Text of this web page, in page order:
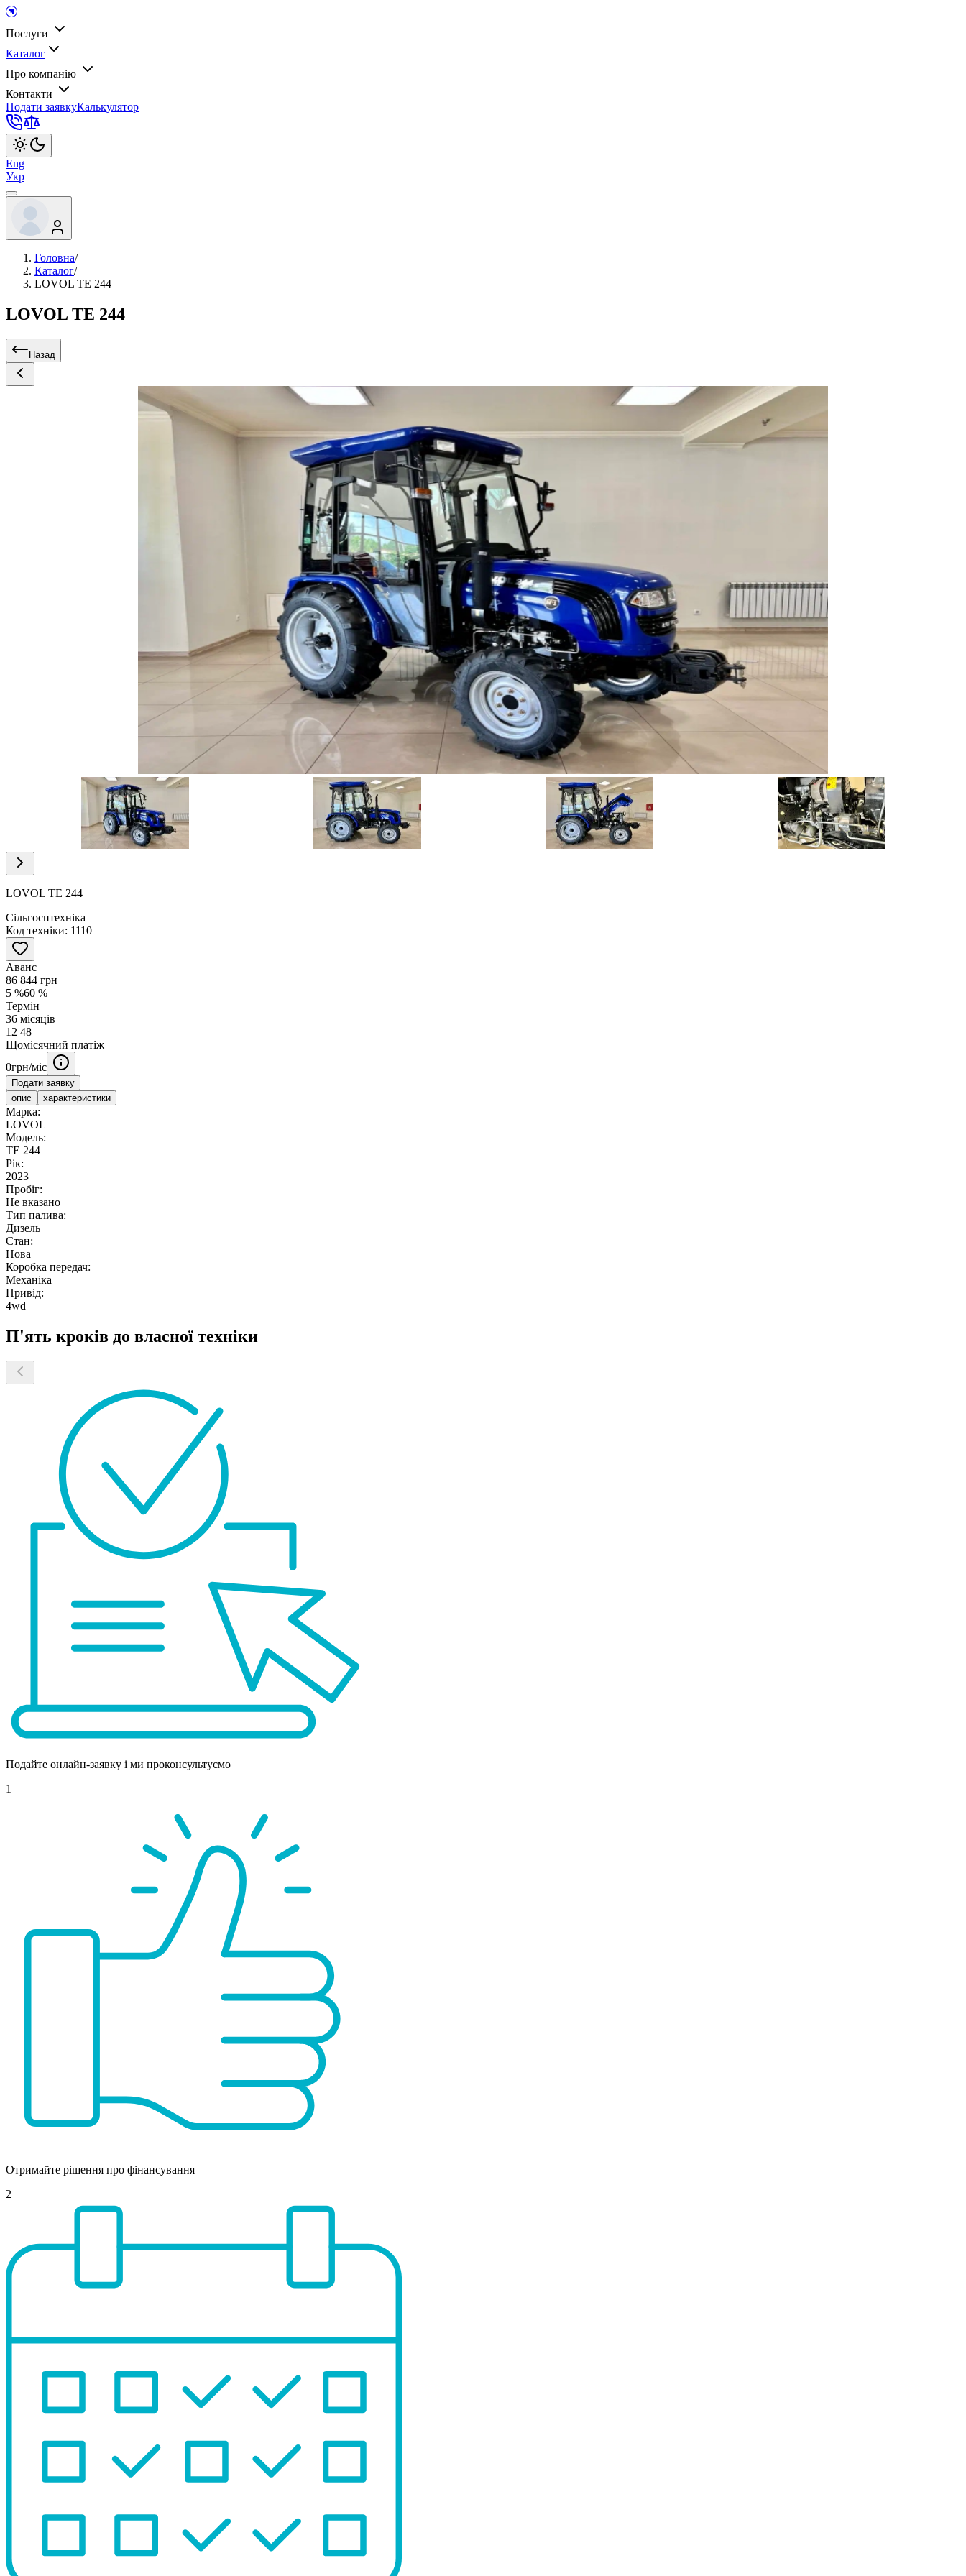
Послуги
Каталог
Про компанію
Контакти
Подати заявкуКалькулятор
Eng
Укр
Головна/
Каталог/
LOVOL ТЕ 244
LOVOL ТЕ 244
Назад
Item
25
LOVOL ТЕ 244
Сільгосптехніка
Код техніки: 1110
Аванс
86 844 грн
5 %60 %
Термін
36 місяців
12 48
Щомісячний платіж
0грн/міс
Подати заявку
опис
характеристики
Марка:
LOVOL
Модель:
ТЕ 244
Рік:
2023
Пробіг:
Не вказано
Тип палива:
Дизель
Стан:
Нова
Коробка передач:
Механіка
Привід:
4wd
П'ять кроків до власної техніки
Подайте онлайн-заявку і ми проконсультуємо
1
Отримайте рішення про фінансування
2